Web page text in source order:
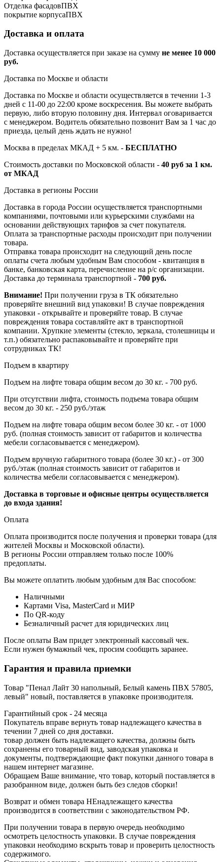
Отделка фасадовПВХ
покрытие корпусаПВХ
Доставка и оплата
Доставка осуществляется при заказе на сумму не менее 10 000
руб.
Доставка по Москве и области
Доставка по Москве и области осуществляется в течении 1-3
дней с 11-00 до 22:00 кроме воскресения. Вы можете выбрать
первую, либо вторую половину дня. Интервал оговаривается
с менеджером. Водитель обязательно позвонит Вам за 1 час до
приезда, целый день ждать не нужно!
Москва в пределах МКАД + 5 км. - БЕСПЛАТНО
Стоимость доставки по Московской области - 40 руб за 1 км.
от МКАД
Доставка в регионы России
Доставка в города России осуществляется транспортными
компаниями, почтовыми или курьерскими службами на
основании действующих тарифов за счет покупателя.
Оплата за транспортные расходы происходит при получении
товара.
Отправка товара происходит на следующий день после
оплаты счета любым удобным Вам способом - квитанция в
банке, банковская карта, перечисление на р/с организации.
Доставка до терминала транспортной - 700 руб.
Внимание! При получении груза в ТК обязательно
проверяйте внешний вид упаковки! В случае повреждения
упаковки - открывайте и проверяйте товар. В случае
повреждения товара составляйте акт в транспортной
компании. Хрупкие элементы (стекло, зеркала, столешницы и
т.п.) обязательно распаковывайте и проверяйте при
сотрудниках ТК!
Подъем в квартиру
Подъем на лифте товара общим весом до 30 кг. - 700 руб.
При отсутствии лифта, стоимость подъема товара общим
весом до 30 кг. - 250 руб./этаж
Подъем на лифте товара общим весом более 30 кг. - от 1000
руб. (полная стоимость зависит от габаритов и количества
мебели согласовывается с менеджером).
Подъем вручную габаритного товара (более 30 кг.) - от 300
руб./этаж (полная стоимость зависит от габаритов и
количества мебели согласовывается с менеджером).
Доставка в торговые и офисные центры осуществляется
до входа здания!
Оплата
Оплата производится после получения и проверки товара (для
жителей Москвы и Московской области).
В регионы России отправляем только после 100%
предоплаты.
Вы можете оплатить любым удобным для Вас способом:
Наличными
Картами Visa, MasterCard и МИР
По QR-коду
Безналичный расчет для юридических лиц
После оплаты Вам придет электронный кассовый чек.
Если нужен бумажный чек, просим сообщить заранее.
Гарантия и правила приемки
Товар "Пенал Лайт 30 напольный, Белый камень ПВХ 57805,
левый" новый, поставляется в упаковке производителя.
Гарантийный срок - 24 месяца
Покупатель вправе вернуть товар надлежащего качества в
течении 7 дней со дня доставки.
товар должен быть надлежащего качества, должны быть
сохранены его товарный вид, заводская упаковка и
документы, подтверждающие факт покупки данного товара в
нашем интернет магазине.
Обращаем Ваше внимание, что товар, который поставляется в
разобранном виде, должен быть без следов сборки!
Возврат и обмен товара НЕнадлежащего качества
производится в соответствии с законодательством РФ.
При получении товара в первую очередь необходимо
осмотреть целостность упаковки. В случае повреждения
упаковки необходимо вскрыть товар и проверить целостность
содержимого.